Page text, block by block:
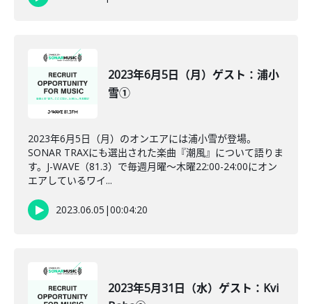
2023年6月5日（月）ゲスト：浦小
雪①
2023年6月5日（月）のオンエアには浦小雪が登場。
SONAR TRAXにも選出された楽曲『潮風』について語りま
す。J-WAVE（81.3）で毎週月曜～木曜22:00-24:00にオン
エアしているワイ...
2023.06.05 |00:04:20
2023年5月31日（水）ゲスト：Kvi